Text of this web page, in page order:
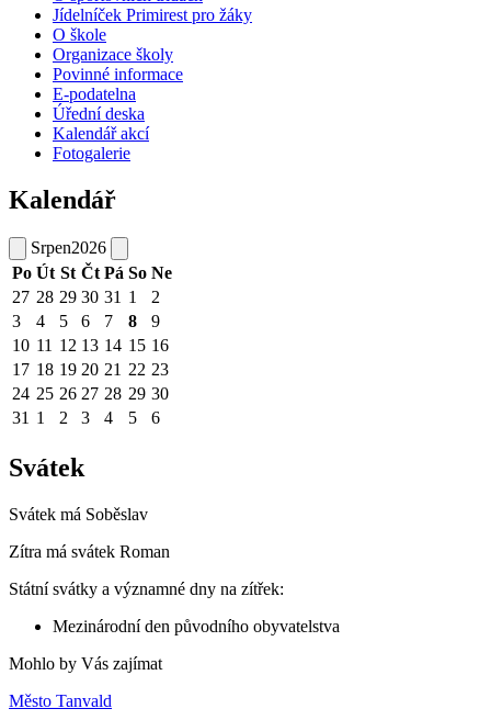
Jídelníček Primirest pro žáky
O škole
Organizace školy
Povinné informace
E-podatelna
Úřední deska
Kalendář akcí
Fotogalerie
Kalendář
Srpen2026
Po Út St Čt Pá So Ne
27 28 29 30 31 1
2
3
4 5 6 7 8
9
10 11 12 13 14 15 16
17 18 19 20 21 22 23
24 25 26 27 28 29 30
31 1 2 3 4 5 6
Svátek
Svátek má Soběslav
Zítra má svátek Roman
Státní svátky a významné dny na zítřek:
Mezinárodní den původního obyvatelstva
Mohlo by Vás zajímat
Město Tanvald